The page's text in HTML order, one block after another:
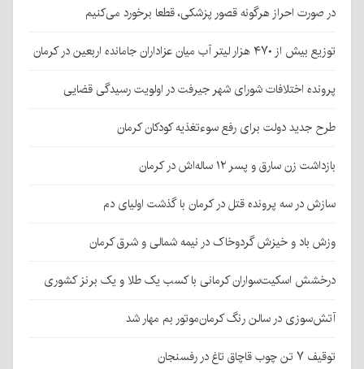
در صورت احراز هرگونه قصور پزشکی، قطعا برخورد می‌کنیم
توزیع بیش از ۴۷۰ هزار لیتر آب میان عزاداران جامانده اربعین در کرمان
پرونده اختلافات شورای شهر جیرفت در اولویت رسیدگی قضایی
طرح جدید دولت برای رفع سوءتغذیه کودکان کرمان
بازداشت زن سارق و پسر ۱۲ ساله‌اش در کرمان
سازش در سه پرونده قتل در کرمان با گذشت اولیای دم
وزش باد و خیزش گردوخاک در نیمه شمالی و شرق کرمان
درخشش اسکیت‌سواران کرمانی با کسب یک طلا و یک برنز کشوری
آتش‌سوزی در سالن رنگ کرمان‌موتور بم مهار شد
توقیف ۷ تن چوب قاچاق تاغ در رفسنجان